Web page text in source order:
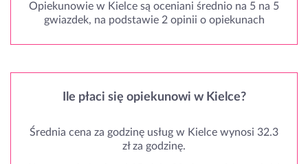
Opiekunowie w Kielce są oceniani średnio na 5 na 5
gwiazdek, na podstawie 2 opinii o opiekunach
Ile płaci się opiekunowi w Kielce?
Średnia cena za godzinę usług w Kielce wynosi 32.3
zł za godzinę.